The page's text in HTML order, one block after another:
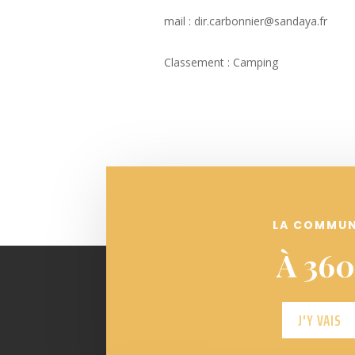
mail : dir.carbonnier@sandaya.fr
Classement : Camping
LA
À
J'Y VAIS